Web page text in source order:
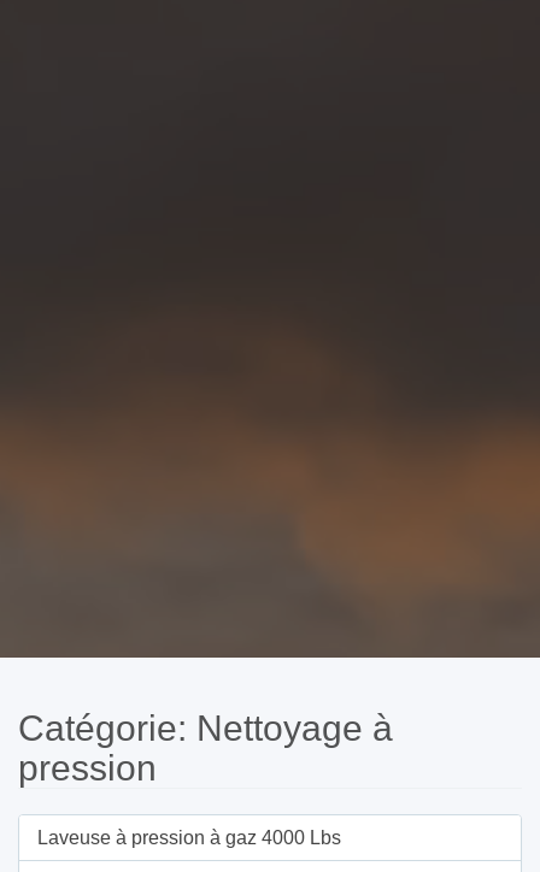
Catégorie: Nettoyage à
pression
Laveuse à pression à gaz 4000 Lbs